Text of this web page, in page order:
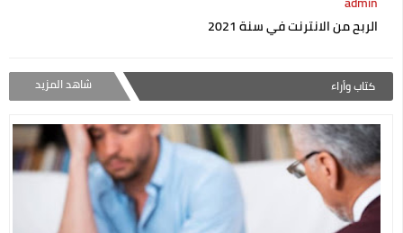
الربح من الانترنت في سنة 2021
كتاب وأراء شاهد المزيد